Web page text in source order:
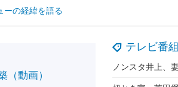
ーの経緯を語る
テレビ番組
動画）